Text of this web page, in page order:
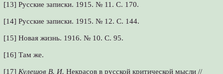
[13] Русские записки. 1915. № 11. С. 170.
[14] Русские записки. 1915. № 12. С. 144.
[15] Новая жизнь. 1916. № 10. С. 95.
[16] Там же.
[17] Кулешов В. И. Некрасов в русской критической мысли //